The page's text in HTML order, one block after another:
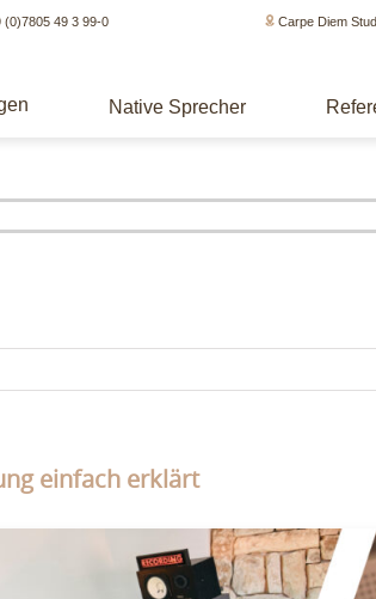
(0)7805 49 3 99-0 Carpe Diem
Native Sprecher
einfach erklärt